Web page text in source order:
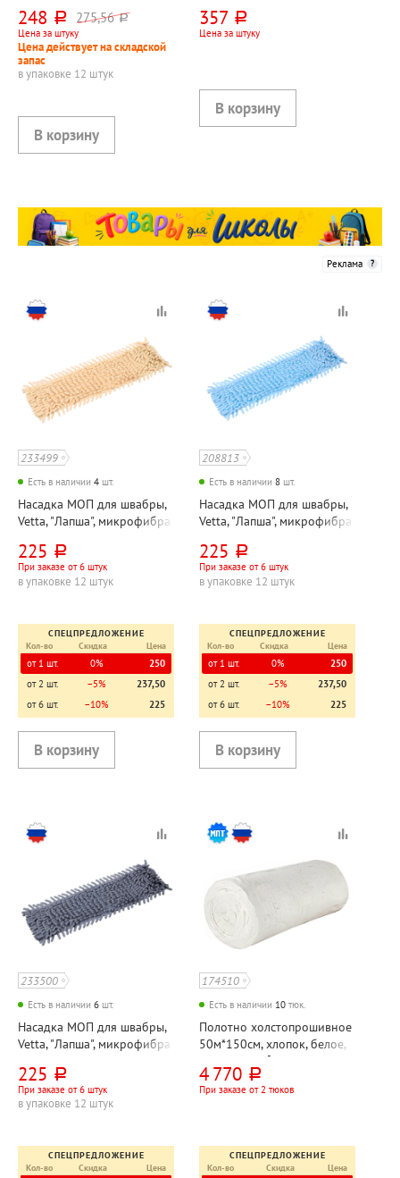
40см*10см, серая, 70г⁄м²
248 руб. 275,56 руб.
Цена за штуку
Цена действует на складской
запас
в упаковке 12 штук
ухо+карман 6см
357 руб.
Цена за штуку
Реклама
233499
Есть в наличии 4 шт.
Насадка МОП для швабры,
Vetta, "Лапша", микрофибра
бежевая, 50г⁄м², без
подкладки
225 руб.
При заказе от 6 штук
в упаковке 12 штук
СПЕЦПРЕДЛОЖЕНИЕ
Кол-во
Скидка Цена
от 1 шт. 0%
250
от 2 шт.
−5%
237,50
от 6 шт.
−10% 225
208813
Есть в наличии 8 шт.
Насадка МОП для швабры,
Vetta, "Лапша", микрофибра
голубая, 50г⁄м², без
подкладки
225 руб.
При заказе от 6 штук
в упаковке 12 штук
СПЕЦПРЕДЛОЖЕНИЕ
Кол-во
Скидка Цена
от 1 шт. 0%
250
от 2 шт.
−5%
237,50
от 6 шт.
−10% 225
233500
Есть в наличии 6 шт.
Насадка МОП для швабры,
Vetta, "Лапша", микрофибра
серая, 50г⁄м², без
подкладки
225 руб.
При заказе от 6 штук
в упаковке 12 штук
СПЕЦПРЕДЛОЖЕНИЕ
Кол-во
Скидка Цена
174510
Есть в наличии 10 тюк.
Полотно холстопрошивное
50м*150см, хлопок, белое,
200(±10) г⁄м²
4 770 руб.
При заказе от 2 тюков
СПЕЦПРЕДЛОЖЕНИЕ
Кол-во
Скидка Цена